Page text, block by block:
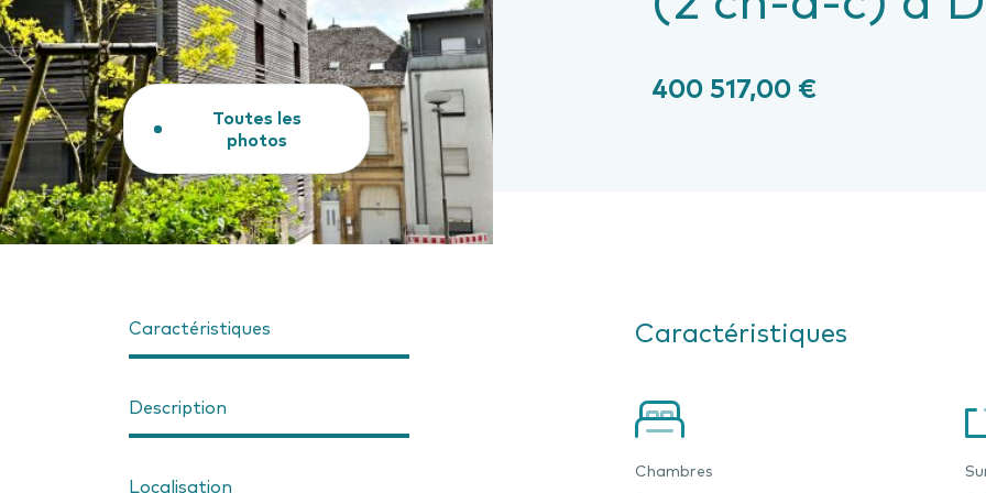
400 517,00 €
Toutes les
photos
Caractéristiques
Description
Localisation
Caractéristiques
Chambres